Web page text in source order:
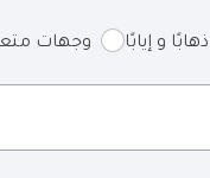
ذهابًا و إيابًا وجهات